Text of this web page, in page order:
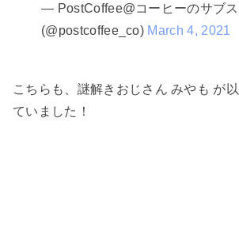
— PostCoffee@コーヒーのサブス
(@postcoffee_co) March 4, 2021
こちらも、謎解きおじさん みやも が
ていました！